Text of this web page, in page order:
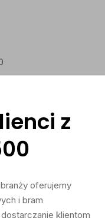
z
oferujemy
i bram
klientom